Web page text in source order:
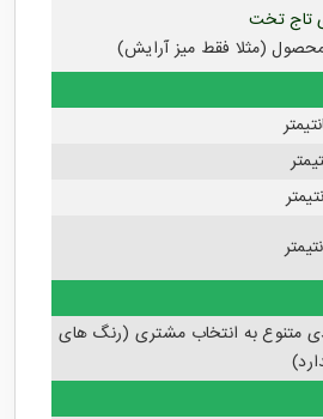
تاج تخت
(مثلا فقط میز آرایش)
متنوع به انتخاب مشتری (رنگ های